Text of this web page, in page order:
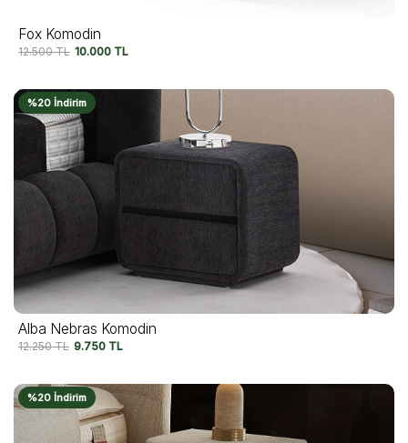
Fox Komodin
12.500TL 10.000 TL
%20 İndirim
Alba Nebras Komodin
12.250TL 9.750 TL
%20 İndirim